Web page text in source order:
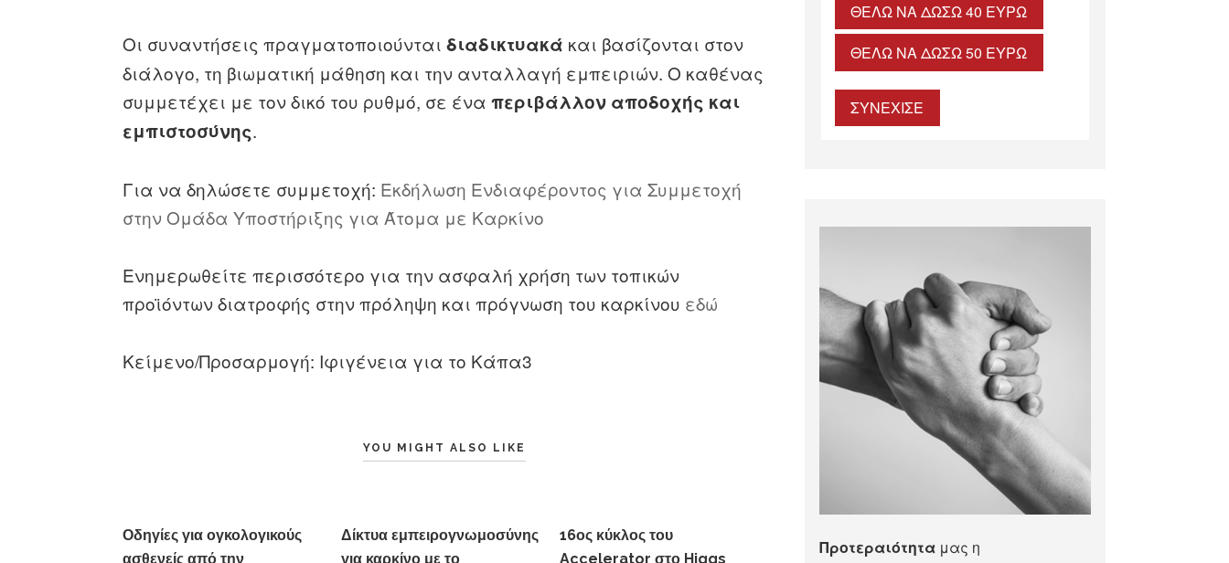
Οι συναντήσεις πραγματοποιούνταιδιαδικτυακά και βασίζονται στον
διάλογο, τη βιωματική μάθηση και την ανταλλαγή εμπειριών. Ο καθένας
συμμετέχει με τον δικό του ρυθμό, σε έναπεριβάλλον αποδοχής και
εμπιστοσύνης.
Για να δηλώσετε συμμετοχή: Εκδήλωση Ενδιαφέροντος για Συμμετοχή
στην Ομάδα Υποστήριξης για Άτομα με Καρκίνο
Ενημερωθείτε περισσότερο για την ασφαλή χρήση των τοπικών
προϊόντων διατροφής στην πρόληψη και πρόγνωση του καρκίνου εδώ
Κείμενο/Προσαρμογή: Ιφιγένεια για το Κάπα3
YOU MIGHT ALSO LIKE
Οδηγίες για ογκολογικούς
ασθενείς από την
Δίκτυα εμπειρογνωμοσύνης
για καρκίνο με το
16ος κύκλος του
Accelerator στο Higgs
ΘΈΛΩ ΝΑ ΔΏΣΩ 40 ΕΥΡΏ
ΘΈΛΩ ΝΑ ΔΏΣΩ 50 ΕΥΡΏ
ΣΥΝΕΧΙΣΕ
Προτεραιότητα μας η